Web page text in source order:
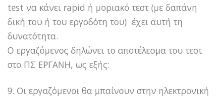
test να κάνει rapid ή μοριακό τεστ (με δαπάνη
δική του ή του εργοδότη του) έχει αυτή τη
δυνατότητα.
Ο εργαζόμενος δηλώνει το αποτέλεσμα του τεστ
στο ΠΣ ΕΡΓΑΝΗ, ως εξής:
9. Οι εργαζόμενοι θα μπαίνουν στην ηλεκτρονική